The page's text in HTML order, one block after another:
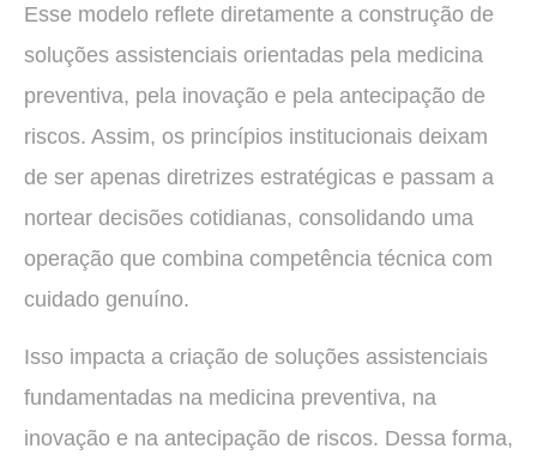
Esse modelo reflete diretamente a construção de
soluções assistenciais orientadas pela medicina
preventiva, pela inovação e pela antecipação de
riscos. Assim, os princípios institucionais deixam
de ser apenas diretrizes estratégicas e passam a
nortear decisões cotidianas, consolidando uma
operação que combina competência técnica com
cuidado genuíno.
Isso impacta a criação de soluções assistenciais
fundamentadas na medicina preventiva, na
inovação e na antecipação de riscos. Dessa forma,